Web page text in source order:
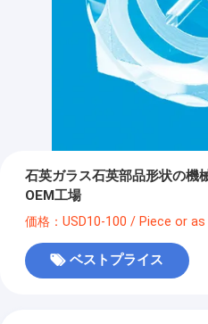
石英ガラス石英部品形状の機
OEM工場
価格：USD10-100 / Piece or
ベストプライス